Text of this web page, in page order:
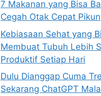
7 Makanan yang Bisa
Cegah Otak Cepat Pikun
Kebiasaan Sehat yang
Membuat Tubuh Lebih
Produktif Setiap Hari
Dulu Dianggap Cuma
Sekarang ChatGPT